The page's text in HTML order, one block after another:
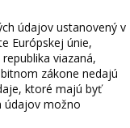
údajov ustanovený v
Európskej únie,
viazaná,
zákone nedajú
ktoré majú byť
údajov možno